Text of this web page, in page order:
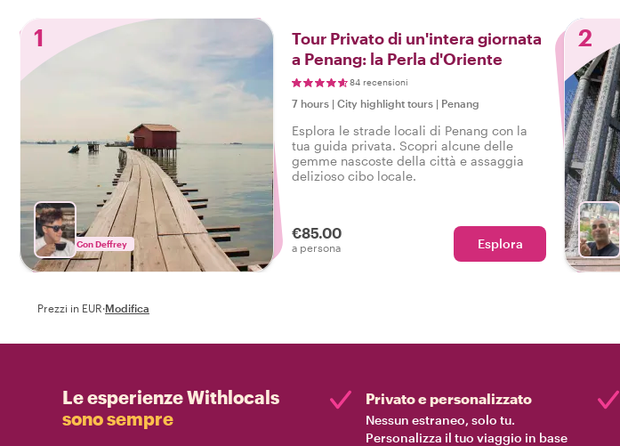
1
Con Deffrey
Tour Privato di un'intera giornata
a Penang: la Perla d'Oriente
84 recensioni
7 hours | City highlight tours | Penang
Esplora le strade locali di Penang con la
tua guida privata. Scopri alcune delle
gemme nascoste della città e assaggia
delizioso cibo locale.
€85.00
a persona Esplora
2
Prezzi in EUR·Modifica
Le esperienze Withlocals
sono sempre
Privato e personalizzato
Nessun estraneo, solo tu.
Personalizza il tuo viaggio in base